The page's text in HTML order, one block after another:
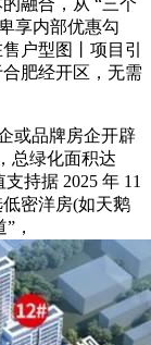
融合，从 “三个
享内部优惠勾
户型图丨项目引
肥经开区，无需
品牌房企开辟
总绿化面积达
持据 2025 年 11
密洋房(如天鹅
，